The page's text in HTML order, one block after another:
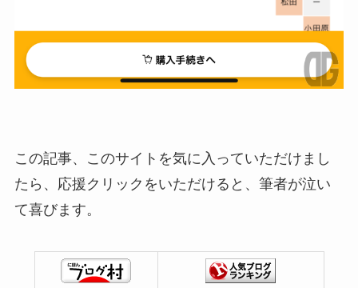
この記事、このサイトを気に入っていただけまし
たら、応援クリックをいただけると、筆者が泣い
て喜びます。